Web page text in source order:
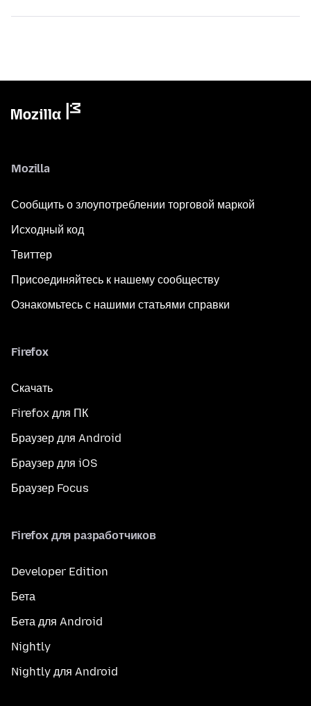
Mozilla
Сообщить о злоупотреблении торговой маркой
Исходный код
Твиттер
Присоединяйтесь к нашему сообществу
Ознакомьтесь с нашими статьями справки
Firefox
Скачать
Firefox для ПК
Браузер для Android
Браузер для iOS
Браузер Focus
Firefox для разработчиков
Developer Edition
Бета
Бета для Android
Nightly
Nightly для Android